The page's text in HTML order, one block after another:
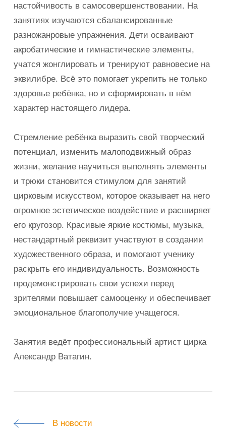
настойчивость в самосовершенствовании. На
занятиях изучаются сбалансированные
разножанровые упражнения. Дети осваивают
акробатические и гимнастические элементы,
учатся жонглировать и тренируют равновесие на
эквилибре. Всё это помогает укрепить не только
здоровье ребёнка, но и сформировать в нём
характер настоящего лидера.
Стремление ребёнка выразить свой творческий
потенциал, изменить малоподвижный образ
жизни, желание научиться выполнять элементы
и трюки становится стимулом для занятий
цирковым искусством, которое оказывает на него
огромное эстетическое воздействие и расширяет
его кругозор. Красивые яркие костюмы, музыка,
нестандартный реквизит участвуют в создании
художественного образа, и помогают ученику
раскрыть его индивидуальность. Возможность
продемонстрировать свои успехи перед
зрителями повышает самооценку и обеспечивает
эмоциональное благополучие учащегося.
Занятия ведёт профессиональный артист цирка
Александр Ватагин.
В новости